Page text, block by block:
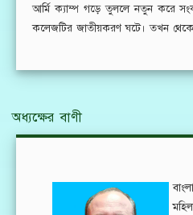
আর্মি ক্যাম্প গড়ে তুললে নতুন করে
কলেজটির জাতীয়করণ ঘটে। তখন
অধ্যক্ষের বাণী